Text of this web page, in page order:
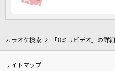
カラオケ検索 「8ミリビデオ」の詳細
サイトマップ